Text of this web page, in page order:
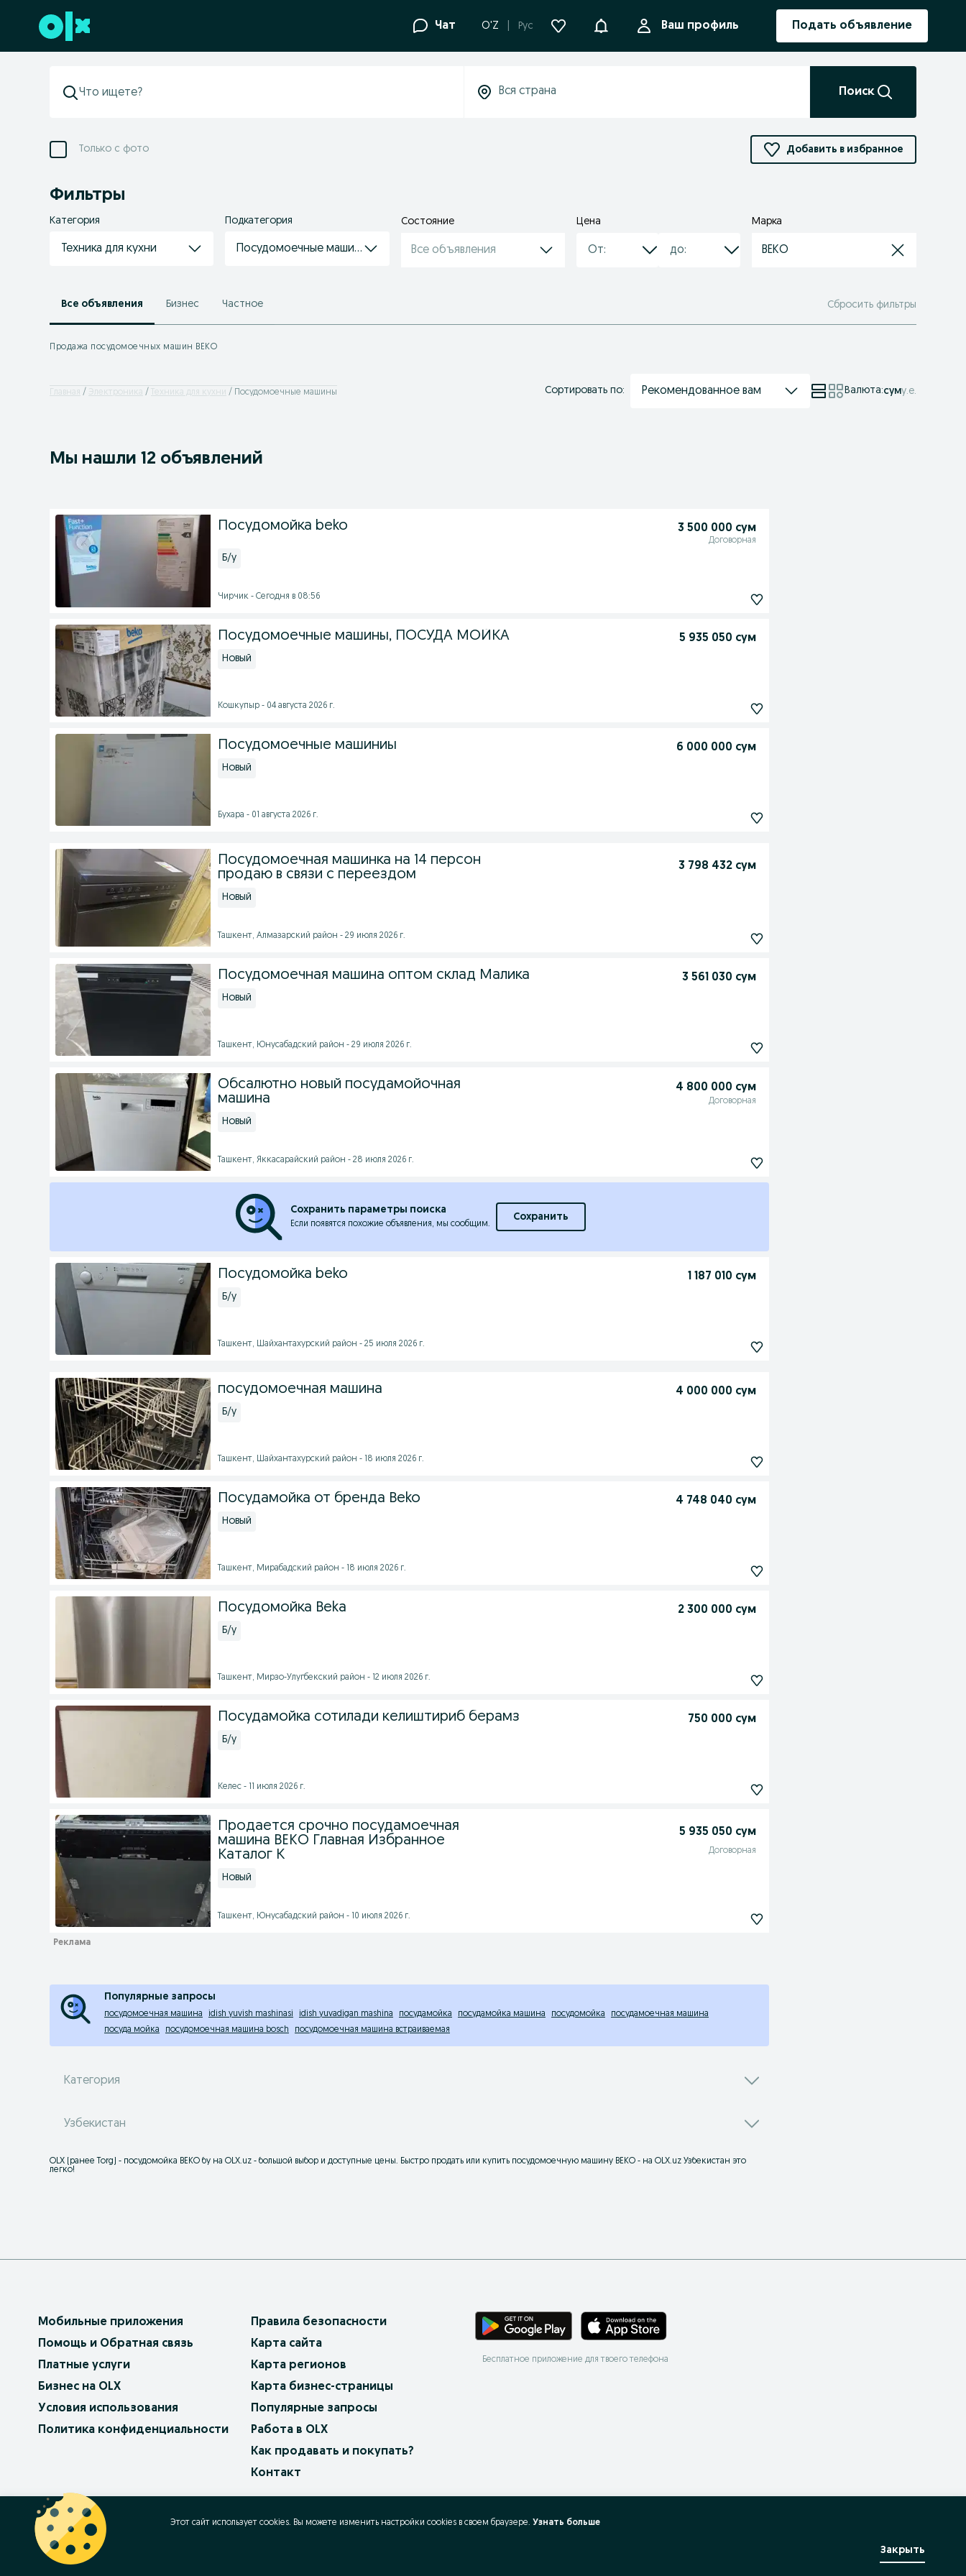
Перейти к нижнему колонтитулу Чат O'Z Рус УведомленияВаш профиль Подать объявление
Поиск
Только с фото Добавить в избранное
Фильтры
Категория
Техника для кухни
Подкатегория
Посудомоечные машины
Состояние
Все объявления
Цена Марка
BEKO
Все объявления Бизнес Частное Сбросить фильтры
Продажа посудомоечных машин BEKO
Главная Электроника Техника для кухни Посудомоечные машины Сортировать по: Рекомендованное вам Валюта:суму.е.
Мы нашли 12 объявлений
Посудомойка beko 3 500 000 сум
Договорная
Б/у
Чирчик - Сегодня в 08:56
Посудомоечные машины, ПОСУДА МОЙКА 5 935 050 сум
Новый
Кошкупыр - 04 августа 2026 г.
Посудомоечные машиниы 6 000 000 сум
Новый
Бухара - 01 августа 2026 г.
Посудомоечная машинка на 14 персон
продаю в связи с переездом
3 798 432 сум
Новый
Ташкент, Алмазарский район - 29 июля 2026 г.
Посудомоечная машина оптом склад Малика 3 561 030 сум
Новый
Ташкент, Юнусабадский район - 29 июля 2026 г.
Обсалютно новый посудамойочная
машина
4 800 000 сум
Договорная
Новый
Ташкент, Яккасарайский район - 28 июля 2026 г.
Сохранить параметры поиска
Если появятся похожие объявления, мы сообщим.
Сохранить
Посудомойка beko 1 187 010 сум
Б/у
Ташкент, Шайхантахурский район - 25 июля 2026 г.
посудомоечная машина 4 000 000 сум
Б/у
Ташкент, Шайхантахурский район - 18 июля 2026 г.
Посудамойка от бренда Beko 4 748 040 сум
Новый
Ташкент, Мирабадский район - 18 июля 2026 г.
Посудомойка Beka 2 300 000 сум
Б/у
Ташкент, Мирзо-Улугбекский район - 12 июля 2026 г.
Посудамойка сотилади келиштириб берамз 750 000 сум
Б/у
Келес - 11 июля 2026 г.
Продается срочно посудамоечная
машина BEKO Главная Избранное
Каталог К
5 935 050 сум
Договорная
Новый
Ташкент, Юнусабадский район - 10 июля 2026 г.
Популярные запросы
посудомоечная машина idish yuvish mashinasi idish yuvadigan mashina посудамойка посудамойка машина посудомойка
посудамоечная машина
посуда мойка
посудомоечная машина bosch посудомоечная машина встраиваемая
Категория
Узбекистан
OLX (ранее Torg) - посудомойка BEKO бу на OLX.uz - большой выбор и доступные цены. Быстро продать или купить посудомоечную машину BEKO - на OLX.uz Узбекистан это
легко!
Мобильные приложения
Помощь и Обратная связь
Платные услуги
Бизнес на OLX
Условия использования
Политика конфиденциальности
Правила безопасности
Карта сайта
Карта регионов
Карта бизнес-страницы
Популярные запросы
Работа в OLX
Как продавать и покупать?
Контакт
Бесплатное приложение для твоего телефона
OLX.bg
Этот сайт использует cookies. Вы можете изменить настройки cookies в своeм браузере. Узнать больше
Закрыть